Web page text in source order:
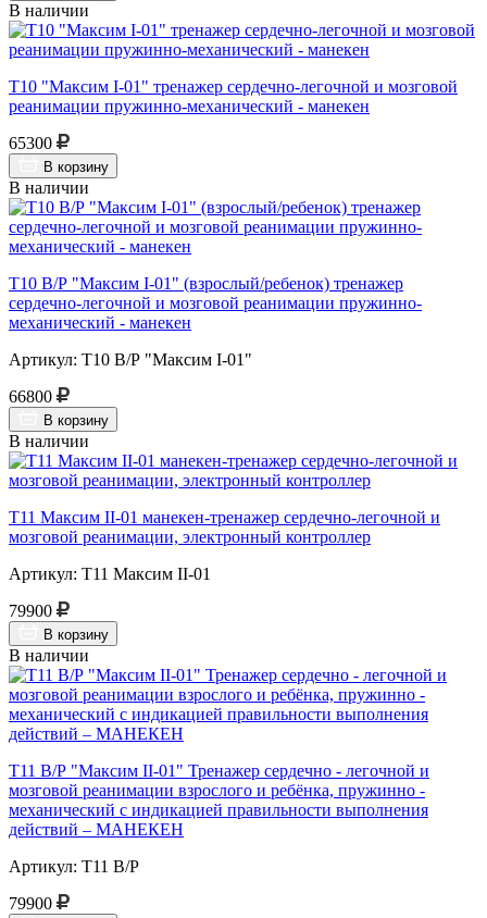
В наличии
Т10 "Максим I-01" тренажер сердечно-легочной и мозговой
реанимации пружинно-механический - манекен
65300
В корзину
В наличии
Т10 В/Р "Максим I-01" (взрослый/ребенок) тренажер
сердечно-легочной и мозговой реанимации пружинно-
механический - манекен
Артикул: Т10 В/Р "Максим I-01"
66800
В корзину
В наличии
Т11 Максим II-01 манекен-тренажер сердечно-легочной и
мозговой реанимации, электронный контроллер
Артикул: Т11 Максим II-01
79900
В корзину
В наличии
Т11 В/Р "Максим II-01" Тренажер сердечно - легочной и
мозговой реанимации взрослого и ребёнка, пружинно -
механический с индикацией правильности выполнения
действий – МАНЕКЕН
Артикул: Т11 В/Р
79900